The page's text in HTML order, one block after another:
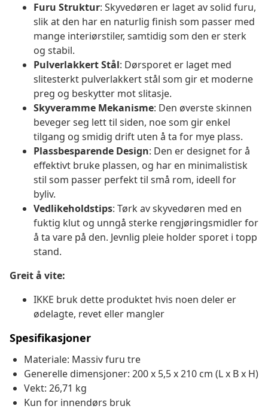
Furu Struktur: Skyvedøren er laget av solid furu,
slik at den har en naturlig finish som passer med
mange interiørstiler, samtidig som den er sterk
og stabil.
Pulverlakkert Stål: Dørsporet er laget med
slitesterkt pulverlakkert stål som gir et moderne
preg og beskytter mot slitasje.
Skyveramme Mekanisme: Den øverste skinnen
beveger seg lett til siden, noe som gir enkel
tilgang og smidig drift uten å ta for mye plass.
Plassbesparende Design: Den er designet for å
effektivt bruke plassen, og har en minimalistisk
stil som passer perfekt til små rom, ideell for
byliv.
Vedlikeholdstips: Tørk av skyvedøren med en
fuktig klut og unngå sterke rengjøringsmidler for
å ta vare på den. Jevnlig pleie holder sporet i topp
stand.
Greit å vite:
IKKE bruk dette produktet hvis noen deler er
ødelagte, revet eller mangler
Spesifikasjoner
Materiale: Massiv furu tre
Generelle dimensjoner: 200 x 5,5 x 210 cm (L x B x H)
Vekt: 26,71 kg
Kun for innendørs bruk